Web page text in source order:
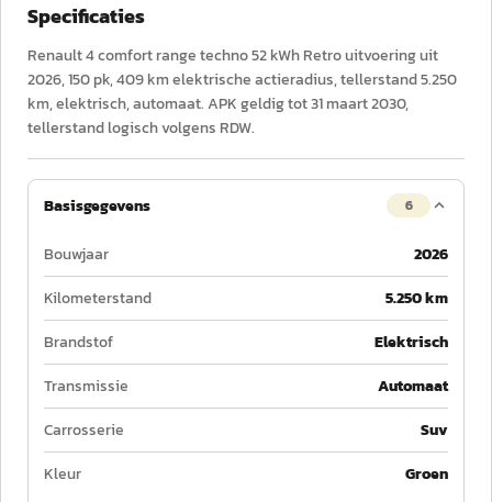
Specificaties
Renault 4 comfort range techno 52 kWh Retro uitvoering uit
2026, 150 pk, 409 km elektrische actieradius, tellerstand 5.250
km, elektrisch, automaat. APK geldig tot 31 maart 2030,
tellerstand logisch volgens RDW.
Basisgegevens 6
Bouwjaar
2026
Kilometerstand
5.250 km
Brandstof
Elektrisch
Transmissie
Automaat
Carrosserie
Suv
Kleur
Groen